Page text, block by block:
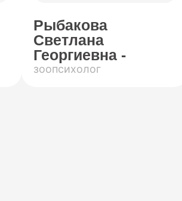
Рыбакова
Светлана
Георгиевна -
зоопсихолог